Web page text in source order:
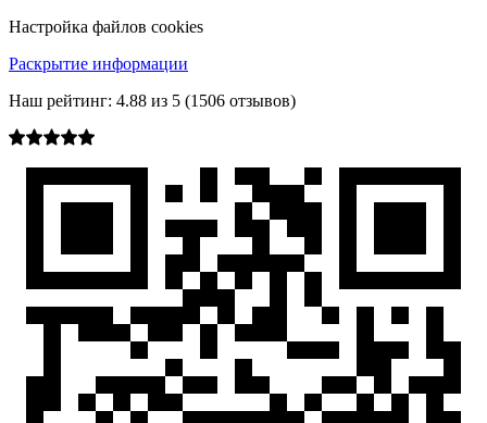
Настройка файлов cookies
Раскрытие информации
Наш рейтинг: 4.88 из 5 (1506 отзывов)